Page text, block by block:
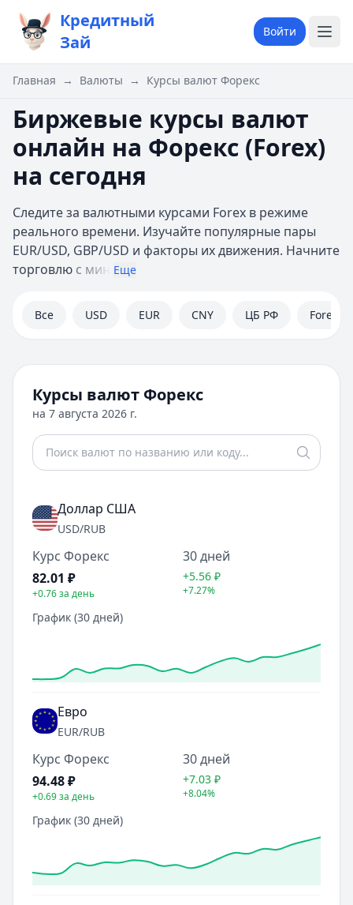
Кредитный
Зай
Войти
Главная → Валюты → Курсы валют Форекс
Биржевые курсы валют
онлайн на Форекс (Forex)
на сегодня
Следите за валютными курсами Forex в режиме
реального времени. Изучайте популярные пары
EUR/USD, GBP/USD и факторы их движения. Начните
торговлю с мин Еще
Все USD EUR CNY ЦБ РФ Forex
Курсы валют Форекс
на 7 августа 2026 г.
Доллар США
USD/RUB
Курс Форекс
82.01 ₽
+0.76за день
30 дней
+5.56 ₽
+7.27%
График (30 дней)
Евро
EUR/RUB
Курс Форекс
94.48₽
+0.69за день
30 дней
+7.03 ₽
+8.04%
График (30 дней)